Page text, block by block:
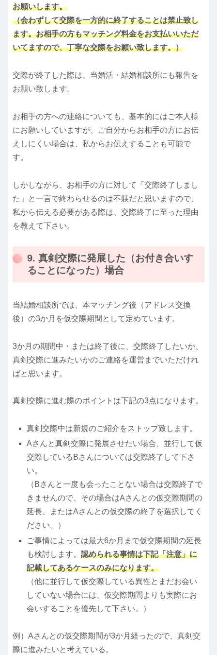
お願いします。
（会わずして交際を一方的に終了することは禁止致し
ます。お相手の方もマッチング料金をお支払いいただ
いてますので、丁寧な交際をお願い致します。）
交際が終了した際は、当婚活・結婚相談所にも報告を
お願い致します。
お相手の方への連絡についても、基本的にはご本人様
にお願いしていますが、ご自分からお相手の方にお伝
えしにくい場合は、私からお伝えすることも可能で
す。
しかしながら、お相手の方に対して「交際終了しまし
た」と一言で終わらせるのは不躾だと思いますので、
私から伝える必要がある際は、交際終了に至った理由
を教えて下さい。
9. 真剣交際に発展した（お付き合いす
ることになった）場合
当結婚相談所では、本マッチング後（アドレス交換
後）の3か月を仮交際期間として定めています。
3か月の期間中・または終了後に、交際終了したいか、
真剣交際に進みたいかのご連絡を運営までいただけれ
ばと思います。
真剣交際に進む際のポイントは下記の3点になります。
真剣交際中は新規のご紹介をストップ致します。
Aさんと真剣交際に発展させたい場合、並行して仮
交際しているBさんについては交際終了して下さ
い。
（Bさんと一度も会ったことない場合は交際終了で
きませんので、その場合はAさんとの仮交際期間の
延長、またはAさんとの仮交際の終了を選択してく
ださい。）
ご事情によっては最大6か月まで仮交際期間の延長
も検討します。認められる事情は下記「注意」に
記載してあるケースのみになります。
（他に並行して仮交際している異性とまだお会い
していない場合には、仮交際期間よりも実際にお
会いすることを優先して下さい。）
例）Aさんとの仮交際期間が3か月経ったので、真剣交
際に進みたいと考えている。